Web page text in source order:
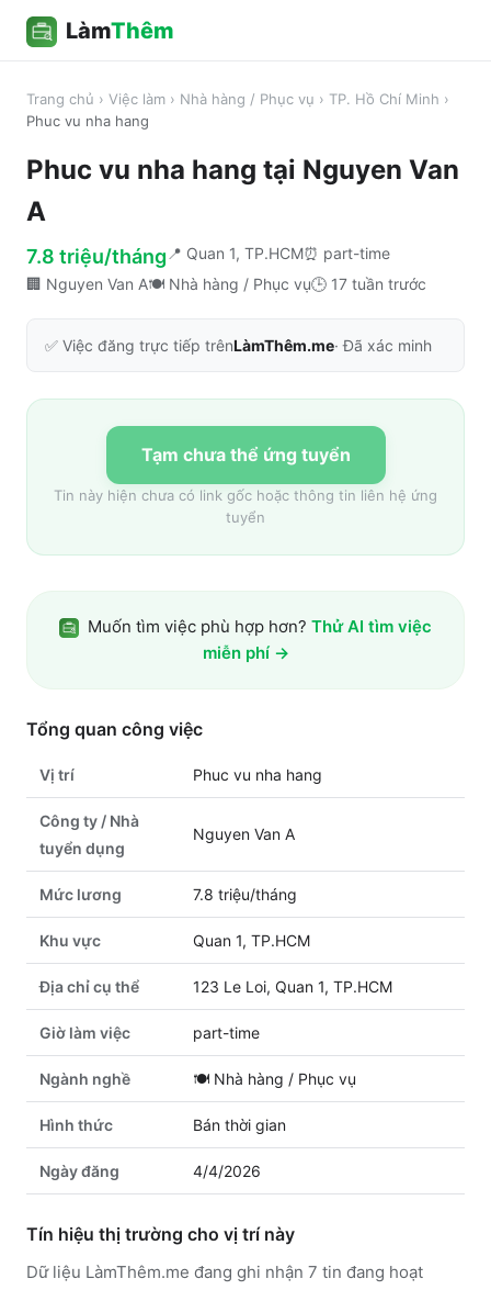
LàmThêm
Trang chủ › Việc làm › Nhà hàng / Phục vụ › TP. Hồ Chí Minh ›
Phuc vu nha hang
Phuc vu nha hang tại Nguyen Van
A
7.8 triệu/tháng 📍 Quan 1, TP.HCM⏰ part-time
🏢 Nguyen Van A🍽️ Nhà hàng / Phục vụ🕒 17 tuần trước
✅ Việc đăng trực tiếp trênLàmThêm.me· Đã xác minh
Tạm chưa thể ứng tuyển
Tin này hiện chưa có link gốc hoặc thông tin liên hệ ứng
tuyển
Muốn tìm việc phù hợp hơn? Thử AI tìm việc
miễn phí →
Tổng quan công việc
Vị trí Phuc vu nha hang
Công ty / Nhà
tuyển dụng
Nguyen Van A
Mức lương 7.8 triệu/tháng
Khu vực Quan 1, TP.HCM
Địa chỉ cụ thể 123 Le Loi, Quan 1, TP.HCM
Giờ làm việc part-time
Ngành nghề 🍽️ Nhà hàng / Phục vụ
Hình thức Bán thời gian
Ngày đăng 4/4/2026
Tín hiệu thị trường cho vị trí này
Dữ liệu LàmThêm.me đang ghi nhận 7 tin đang hoạt